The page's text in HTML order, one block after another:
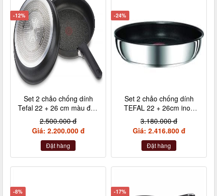
-12%
Set 2 chảo chống dính
Tefal 22 + 26 cm màu đen
cán rời L65091
2.500.000 đ
Giá: 2.200.000 đ
Đặt hàng
-24%
Set 2 chảo chống dính
TEFAL 22 + 26cm inox
cán rời L94090
3.180.000 đ
Giá: 2.416.800 đ
Đặt hàng
-8% -17%